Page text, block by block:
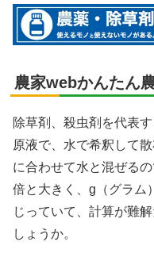
農家webかんたん
除草剤、殺虫剤を代表
原液で、水で希釈して
に合わせて水と混ぜる
倍と大きく、g（グラム
じっていて、計算が難
しょうか。